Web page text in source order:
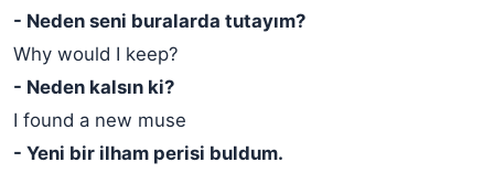
- Neden seni buralarda tutayım?
Why would I keep?
- Neden kalsın ki?
I found a new muse
- Yeni bir ilham perisi buldum.